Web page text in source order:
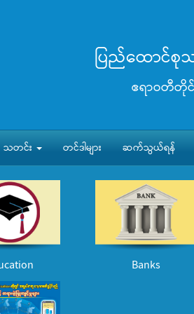
ပြည်ထောင်စု
ဧရာဝတီတို
သတင်း တင်ဒါများ ဆက်သွယ်ရန်
Banks